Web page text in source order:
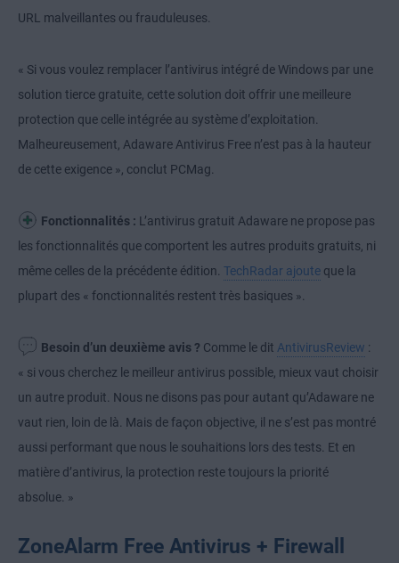
URL malveillantes ou frauduleuses.
« Si vous voulez remplacer l’antivirus intégré de Windows par une
solution tierce gratuite, cette solution doit offrir une meilleure
protection que celle intégrée au système d’exploitation.
Malheureusement, Adaware Antivirus Free n’est pas à la hauteur
de cette exigence », conclut PCMag.
Fonctionnalités : L’antivirus gratuit Adaware ne propose pas
les fonctionnalités que comportent les autres produits gratuits, ni
même celles de la précédente édition. TechRadar ajoute que la
plupart des « fonctionnalités restent très basiques ».
Besoin d’un deuxième avis ? Comme le dit AntivirusReview :
« si vous cherchez le meilleur antivirus possible, mieux vaut choisir
un autre produit. Nous ne disons pas pour autant qu’Adaware ne
vaut rien, loin de là. Mais de façon objective, il ne s’est pas montré
aussi performant que nous le souhaitions lors des tests. Et en
matière d’antivirus, la protection reste toujours la priorité
absolue. »
ZoneAlarm Free Antivirus + Firewall